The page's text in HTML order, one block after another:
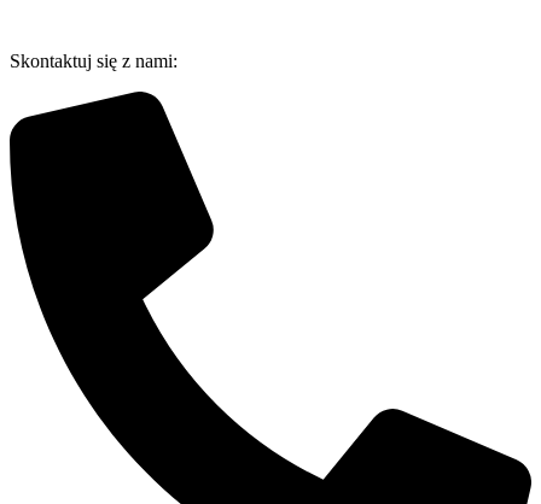
treści
Skontaktuj się z nami: